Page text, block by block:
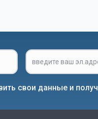
свои данные и